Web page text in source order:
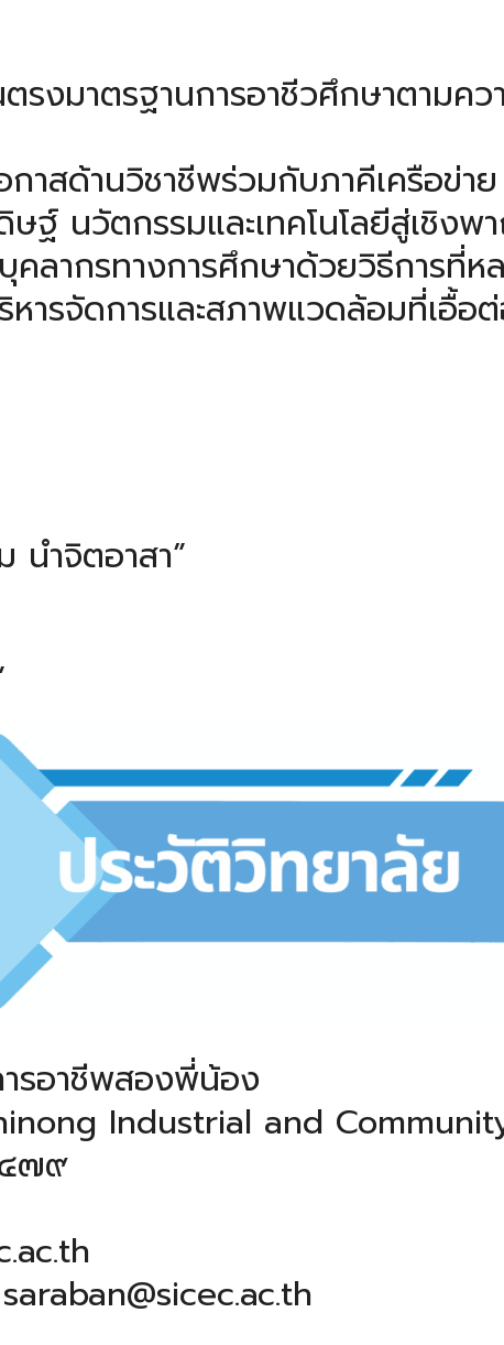
Search
for:
Search
งมาตรฐานการอาชีวศึกษาตามคว
าสด้านวิชาชีพร่วมกับภาคีเครือข่าย
ฐ์ นวัตกรรมและเทคโนโลยีสู่เชิง
ลากรทางการศึกษาด้วยวิธีการที่ห
ารจัดการและสภาพแวดล้อมที่เอื้อ
นำจิตอาสา”
รอาชีพสองพี่น้อง
Industrial and
๗๙